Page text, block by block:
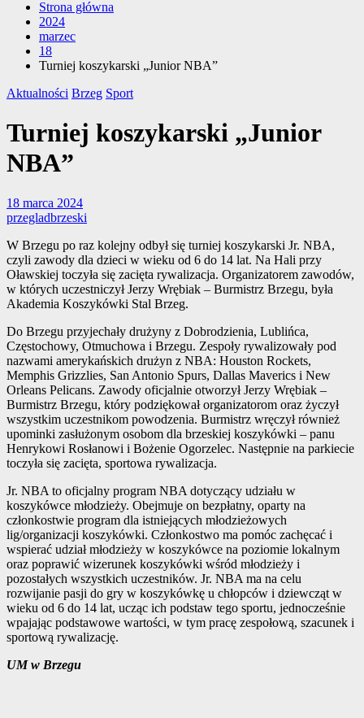
Strona główna
2024
marzec
18
Turniej koszykarski „Junior NBA”
Aktualności Brzeg Sport
Turniej koszykarski „Junior
NBA”
18 marca 2024
przegladbrzeski
W Brzegu po raz kolejny odbył się turniej koszykarski Jr. NBA,
czyli zawody dla dzieci w wieku od 6 do 14 lat. Na Hali przy
Oławskiej toczyła się zacięta rywalizacja. Organizatorem zawodów,
w których uczestniczył Jerzy Wrębiak – Burmistrz Brzegu, była
Akademia Koszykówki Stal Brzeg.
Do Brzegu przyjechały drużyny z Dobrodzienia, Lublińca,
Częstochowy, Otmuchowa i Brzegu. Zespoły rywalizowały pod
nazwami amerykańskich drużyn z NBA: Houston Rockets,
Memphis Grizzlies, San Antonio Spurs, Dallas Maverics i New
Orleans Pelicans. Zawody oficjalnie otworzył Jerzy Wrębiak –
Burmistrz Brzegu, który podziękował organizatorom oraz życzył
wszystkim uczestnikom powodzenia. Burmistrz wręczył również
upominki zasłużonym osobom dla brzeskiej koszykówki – panu
Henrykowi Rosłanowi i Bożenie Ogorzelec. Następnie na parkiecie
toczyła się zacięta, sportowa rywalizacja.
Jr. NBA to oficjalny program NBA dotyczący udziału w
koszykówce młodzieży. Obejmuje on bezpłatny, oparty na
członkostwie program dla istniejących młodzieżowych
lig/organizacji koszykówki. Członkostwo ma pomóc zachęcać i
wspierać udział młodzieży w koszykówce na poziomie lokalnym
oraz poprawić wizerunek koszykówki wśród młodzieży i
pozostałych wszystkich uczestników. Jr. NBA ma na celu
rozwijanie pasji do gry w koszykówkę u chłopców i dziewcząt w
wieku od 6 do 14 lat, ucząc ich podstaw tego sportu, jednocześnie
wpajając podstawowe wartości, w tym pracę zespołową, szacunek i
sportową rywalizację.
UM w Brzegu